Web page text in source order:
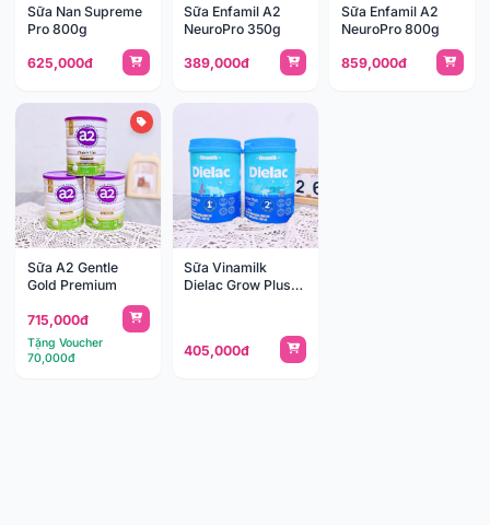
Sữa Nan Supreme
Pro 800g
625,000đ
Sữa Enfamil A2
NeuroPro 350g
389,000đ
Sữa Enfamil A2
NeuroPro 800g
859,000đ
Sữa A2 Gentle
Gold Premium
715,000đ
Tặng Voucher
70,000đ
Sữa Vinamilk
Dielac Grow Plus
405,000đ